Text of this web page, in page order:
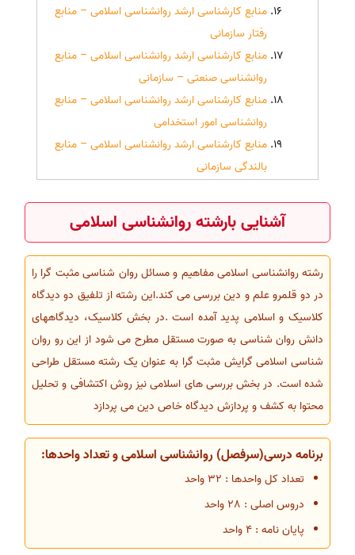
منابع کارشناسی ارشد روانشناسی اسلامی – منابع
رفتار سازمانی
منابع کارشناسی ارشد روانشناسی اسلامی – منابع
روانشناسی صنعتی – سازمانی
منابع کارشناسی ارشد روانشناسی اسلامی – منابع
روانشناسی امور استخدامی
منابع کارشناسی ارشد روانشناسی اسلامی – منابع
بالندگی سازمانی
آشنایی بارشته روانشناسی اسلامی
رشته روانشناسی اسلامی مفاهیم و مسائل روان شناسی مثبت گرا را
در دو قلمرو علم و دین بررسی می کند.این رشته از تلفیق دو دیدگاه
کلاسیک و اسلامی پدید آمده است .در بخش کلاسیک، دیدگاههای
دانش روان شناسی به صورت مستقل مطرح می شود از این رو روان
شناسی اسلامی گرایش مثبت گرا به عنوان یک رشته مستقل طراحی
شده است. در بخش بررسی های اسلامی نیز روش اکتشافی و تحلیل
محتوا به کشف و پردازش دیدگاه خاص دین می پردازد
برنامه درسی(سرفصل) روانشناسی اسلامی و تعداد واحدها:
تعداد کل واحدها : 32 واحد
دروس اصلی : 28 واحد
پایان نامه : 4 واحد